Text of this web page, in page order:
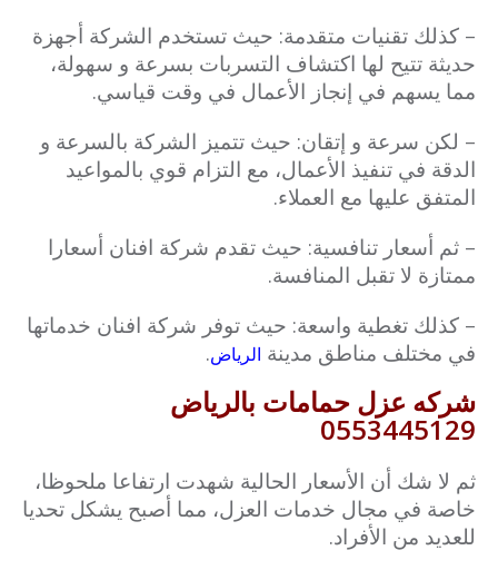
– كذلك تقنيات متقدمة: حيث تستخدم الشركة أجهزة
حديثة تتيح لها اكتشاف التسربات بسرعة و سهولة،
مما يسهم في إنجاز الأعمال في وقت قياسي.
– لكن سرعة و إتقان: حيث تتميز الشركة بالسرعة و
الدقة في تنفيذ الأعمال، مع التزام قوي بالمواعيد
المتفق عليها مع العملاء.
– ثم أسعار تنافسية: حيث تقدم شركة افنان أسعارا
ممتازة لا تقبل المنافسة.
– كذلك تغطية واسعة: حيث توفر شركة افنان خدماتها
في مختلف مناطق مدينة الرياض.
شركه عزل حمامات بالرياض
0553445129
ثم لا شك أن الأسعار الحالية شهدت ارتفاعا ملحوظا،
خاصة في مجال خدمات العزل، مما أصبح يشكل تحديا
للعديد من الأفراد.